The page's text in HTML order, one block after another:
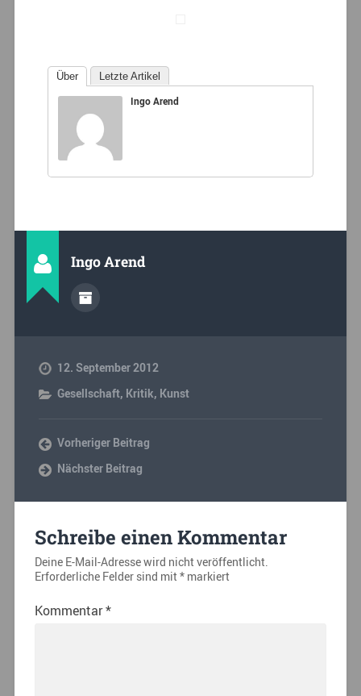
Über Letzte Artikel
Ingo Arend
Ingo Arend
12. September 2012
Gesellschaft, Kritik, Kunst
Vorheriger Beitrag
Nächster Beitrag
Schreibe einen Kommentar
Deine E-Mail-Adresse wird nicht veröffentlicht.
Erforderliche Felder sind mit*markiert
Kommentar*